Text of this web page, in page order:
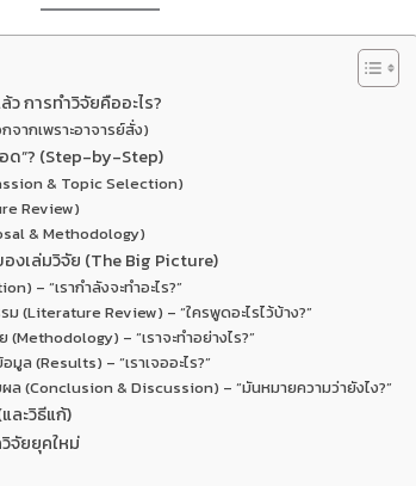
ว การทำวิจัยคืออะไร?
จากเพราะอาจารย์สั่ง)
อด”? (Step-by-Step)
& Topic Selection)
Review)
& Methodology)
องเล่มวิจัย (The Big Picture)
– “เรากำลังจะทำอะไร?”
(Literature Review) – “ใครพูดอะไรไว้บ้าง?”
(Methodology) – “เราจะทำอย่างไร?”
มูล (Results) – “เราเจออะไร?”
ล (Conclusion & Discussion) – “มันหมายความว่ายังไง?”
ละวิธีแก้)
จัยยุคใหม่